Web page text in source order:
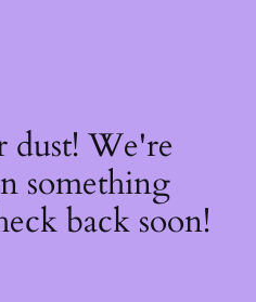
dust! We're
something
back soon!